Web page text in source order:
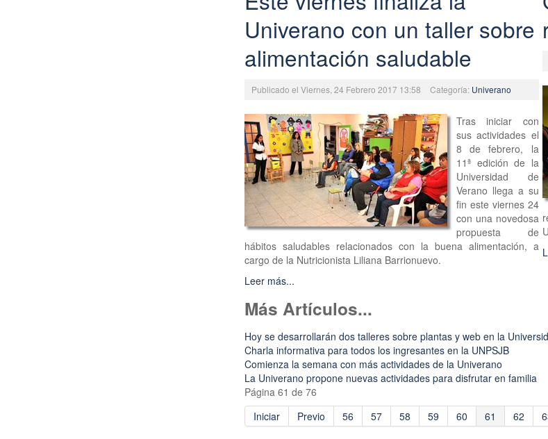
Univerano con un taller sobre
alimentación saludable
Publicado el Viernes, 24 Febrero 2017 13:58 Categoría: Univerano
Tras iniciar con
sus actividades el
8 de febrero, la
11ª edición de la
Universidad de
Verano llega a su
fin este viernes 24
con una novedosa
propuesta de
hábitos saludables relacionados con la buena alimentación, a
cargo de la Nutricionista Liliana Barrionuevo.
Leer más...
Más Artículos...
Hoy se desarrollarán dos talleres sobre plantas y web en la
Charla informativa para todos los ingresantes en la UNPSJB
Comienza la semana con más actividades de la Univerano
La Univerano propone nuevas actividades para disfrutar en familia
Página 61 de 76
Iniciar
Previo 56 57 58 59 60 61 62